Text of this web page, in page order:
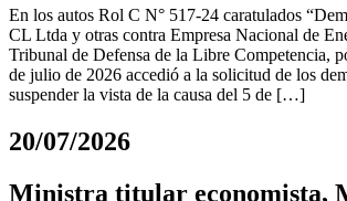
En los autos Rol C N° 517-24 caratulados
CL Ltda y otras contra Empresa Nacional de
Tribunal de Defensa de la Libre Competencia,
de julio de 2026 accedió a la solicitud de los
suspender la vista de la causa del 5 de […]
20/07/2026
Ministra titular economista,